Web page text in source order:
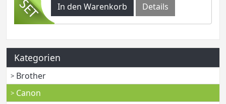
In den Warenkorb
Details
Kategorien
Brother
Canon